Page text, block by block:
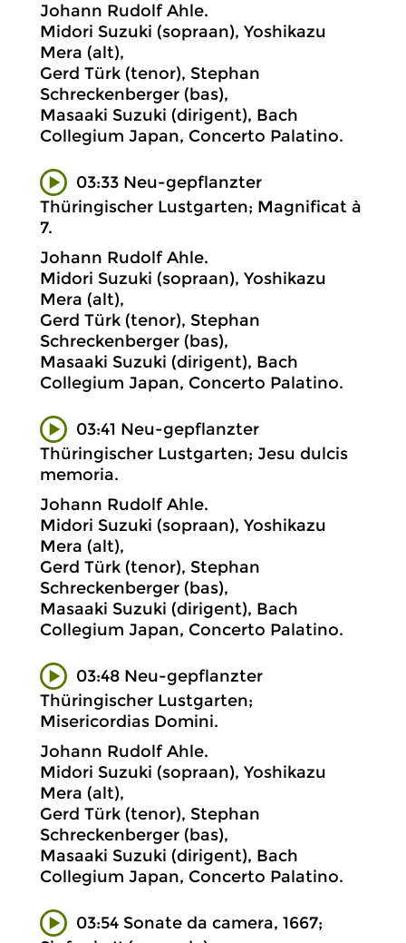
Johann Rudolf Ahle.
Midori Suzuki (sopraan), Yoshikazu
Mera (alt),
Gerd Türk (tenor), Stephan
Schreckenberger (bas),
Masaaki Suzuki (dirigent), Bach
Collegium Japan, Concerto Palatino.
03:33 Neu-gepflanzter
Thüringischer Lustgarten; Magnificat à
7.
Johann Rudolf Ahle.
Midori Suzuki (sopraan), Yoshikazu
Mera (alt),
Gerd Türk (tenor), Stephan
Schreckenberger (bas),
Masaaki Suzuki (dirigent), Bach
Collegium Japan, Concerto Palatino.
03:41 Neu-gepflanzter
Thüringischer Lustgarten; Jesu dulcis
memoria.
Johann Rudolf Ahle.
Midori Suzuki (sopraan), Yoshikazu
Mera (alt),
Gerd Türk (tenor), Stephan
Schreckenberger (bas),
Masaaki Suzuki (dirigent), Bach
Collegium Japan, Concerto Palatino.
03:48 Neu-gepflanzter
Thüringischer Lustgarten;
Misericordias Domini.
Johann Rudolf Ahle.
Midori Suzuki (sopraan), Yoshikazu
Mera (alt),
Gerd Türk (tenor), Stephan
Schreckenberger (bas),
Masaaki Suzuki (dirigent), Bach
Collegium Japan, Concerto Palatino.
03:54 Sonate da camera, 1667;